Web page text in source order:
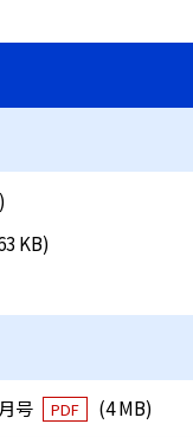
KB)
号 PDF (4 MB)